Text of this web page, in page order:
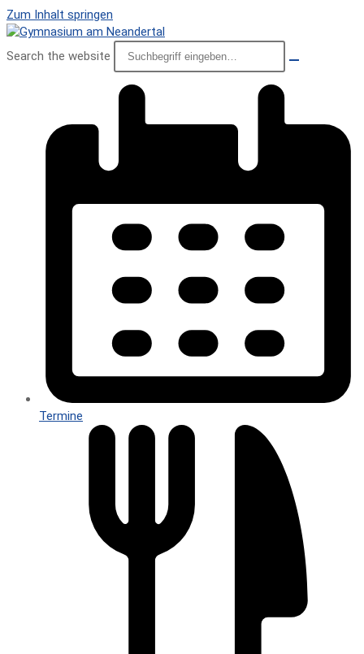
Zum Inhalt springen
Search the website
Termine